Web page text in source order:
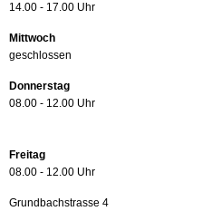
14.00 - 17.00 Uhr
Mittwoch
geschlossen
Donnerstag
08.00 - 12.00 Uhr
Freitag
08.00 - 12.00 Uhr
Grundbachstrasse 4